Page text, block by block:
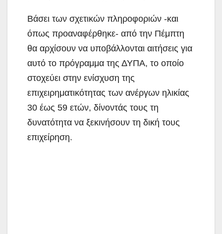
Βάσει των σχετικών πληροφοριών -και
όπως προαναφέρθηκε- από την Πέμπτη
θα αρχίσουν να υποβάλλονται αιτήσεις για
αυτό το πρόγραμμα της ΔΥΠΑ, το οποίο
στοχεύει στην ενίσχυση της
επιχειρηματικότητας των ανέργων ηλικίας
30 έως 59 ετών, δίνοντάς τους τη
δυνατότητα να ξεκινήσουν τη δική τους
επιχείρηση.